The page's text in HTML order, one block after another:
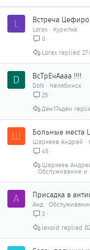
L Встреча
Lorax
Курилка
0
Lorax
D ВсТрЕчАааа !!!!
DoN
Челябинск
25
Ден174ден
Ш Больные места
Шаркеев Андрей
45
Обслуживание и
Шаркеев
А Присадка в
Анд
3
lexoid